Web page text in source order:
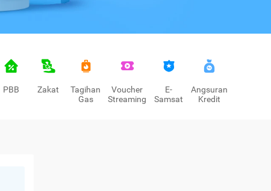
PBB Zakat
Tagihan
Gas
Voucher
Streaming
E-
Samsat
Angsuran
Kredit